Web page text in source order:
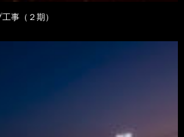
事（２期）